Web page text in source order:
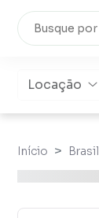
Locação
Início Brasil